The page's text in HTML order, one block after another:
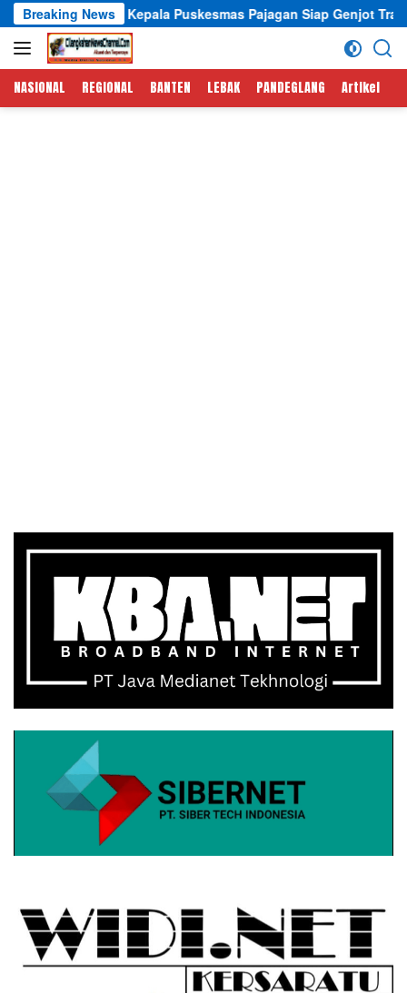
Langsung
ke
konten
Breaking News
Puskesmas Pajagan Siap Genjot Tracking TBC dan CKG
NASIONAL REGIONAL BANTEN LEBAK PANDEGLANG Artikel